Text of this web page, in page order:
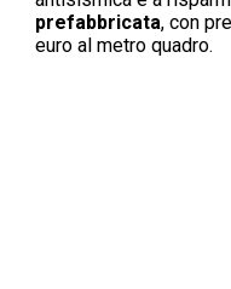
prefabbricata, con
euro al metro quadro.